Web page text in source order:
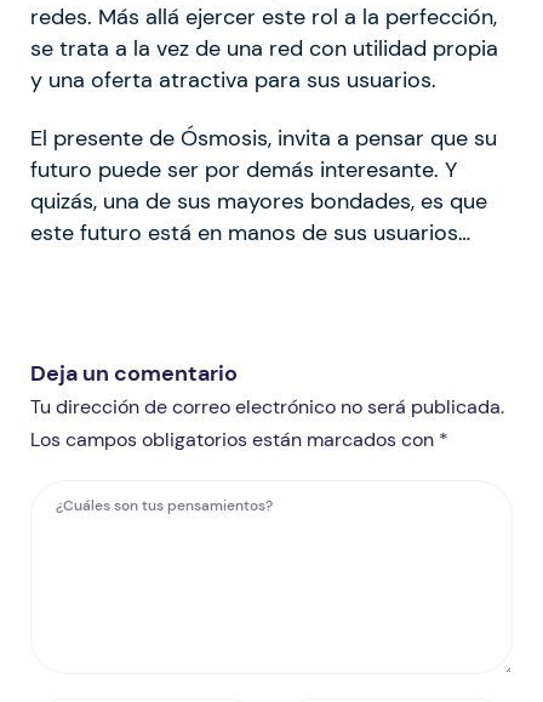
redes. Más allá ejercer este rol a la perfección,
se trata a la vez de una red con utilidad propia
y una oferta atractiva para sus usuarios.
El presente de Ósmosis, invita a pensar que su
futuro puede ser por demás interesante. Y
quizás, una de sus mayores bondades, es que
este futuro está en manos de sus usuarios…
Deja un comentario
Tu dirección de correo electrónico no será publicada.
Los campos obligatorios están marcados con *